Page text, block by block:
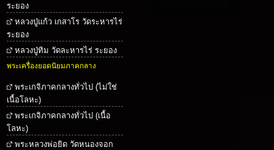
ระยอง
หลวงปู่แก้ว เกสาโร วัดระหารไร่
ระยอง
หลวงปู่ทิม วัดละหารไร่ ระยอง
พระเครื่องยอดนิยมภาคกลาง
พระเกจิภาคกลางทั่วไป (ไม่ใช่
เนื้อโลหะ)
พระเกจิภาคกลางทั่วไป (เนื้อ
โลหะ)
พระหลวงพ่อยิด วัดหนองจอก